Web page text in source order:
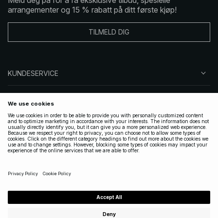
arrangementer og 15 % rabatt på ditt første kjøp!
TILMELD DIG
KUNDESERVICE
FØLG OSS
LOVLIG